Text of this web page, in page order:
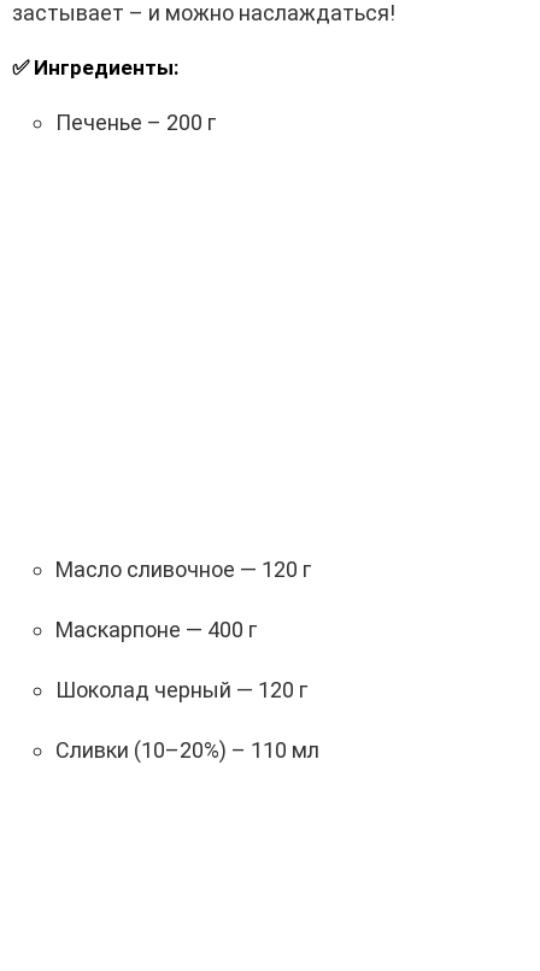
застывает – и можно наслаждаться!
✅ Ингредиенты:
Печенье – 200 г
Масло сливочное — 120 г
Маскарпоне — 400 г
Шоколад черный — 120 г
Сливки (10–20%) – 110 мл